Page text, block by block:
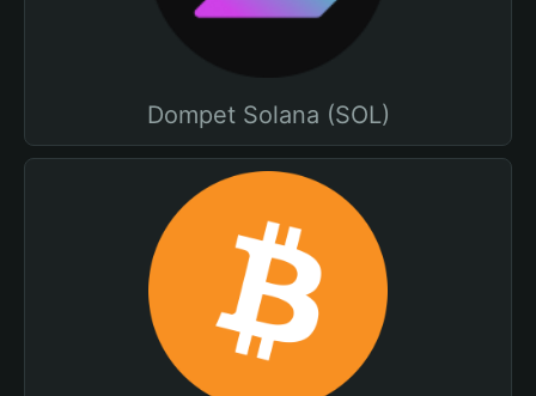
Dompet Solana (SOL)